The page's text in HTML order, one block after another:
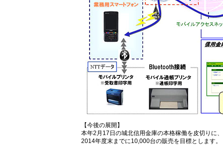
【今後の展開】
本年2月17日の城北信用金庫の本格稼働を皮切りに
2014年度末までに10,000台の販売を目標とします。